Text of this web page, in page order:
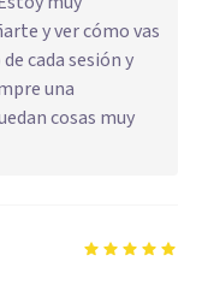
y ver cómo vas
cada sesión y
una
cosas muy